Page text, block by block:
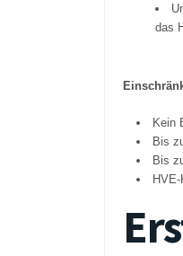
das
Kein
Bis
Bis